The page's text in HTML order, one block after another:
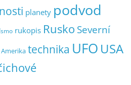
planety podvod
rukopis Rusko Severní
technika UFO USA